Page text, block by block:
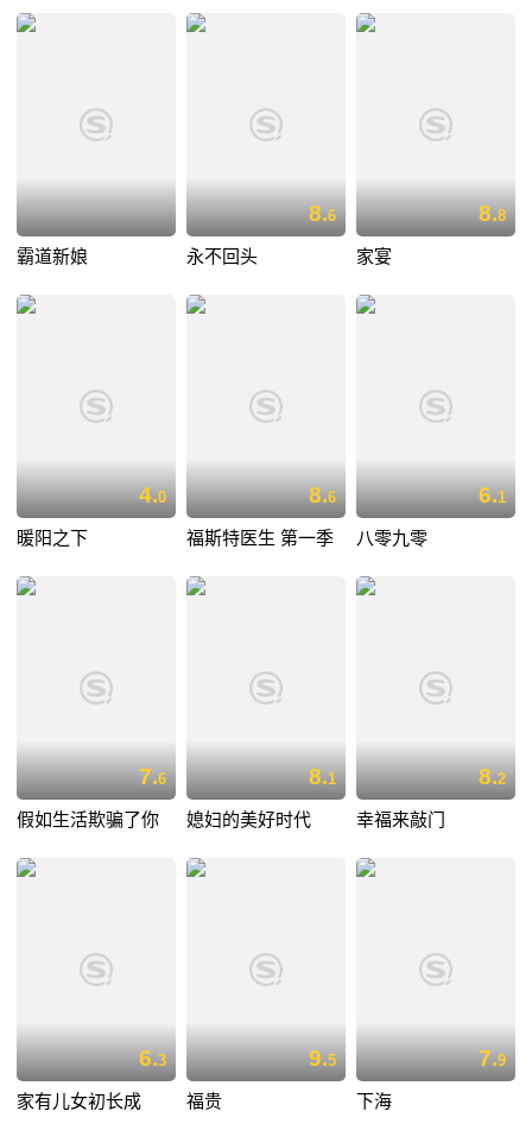
霸道新娘
8.6
永不回头
8.8
家宴
4.0
暖阳之下
8.6
福斯特医生 第一季
6.1
八零九零
7.6
假如生活欺骗了你
8.1
媳妇的美好时代
8.2
幸福来敲门
6.3
家有儿女初长成
9.5
福贵
7.9
下海